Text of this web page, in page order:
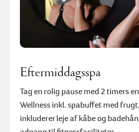
Eftermiddagsspa
Tag en rolig pause med 2 timers
Wellness inkl. spabuffet med
inkluderer leje af kåbe og